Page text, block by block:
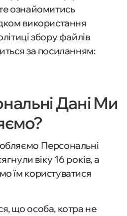
ознайомитись
використання
збору файлів
за посиланням:
Дані Ми
Персональні
віку 16 років, а
їм користуватися
що особа, котра не